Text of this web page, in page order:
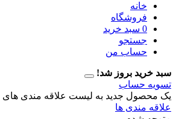
سبد خرید
من
بروز شد!
جدید به لیست علاقه مندی های شما
ها